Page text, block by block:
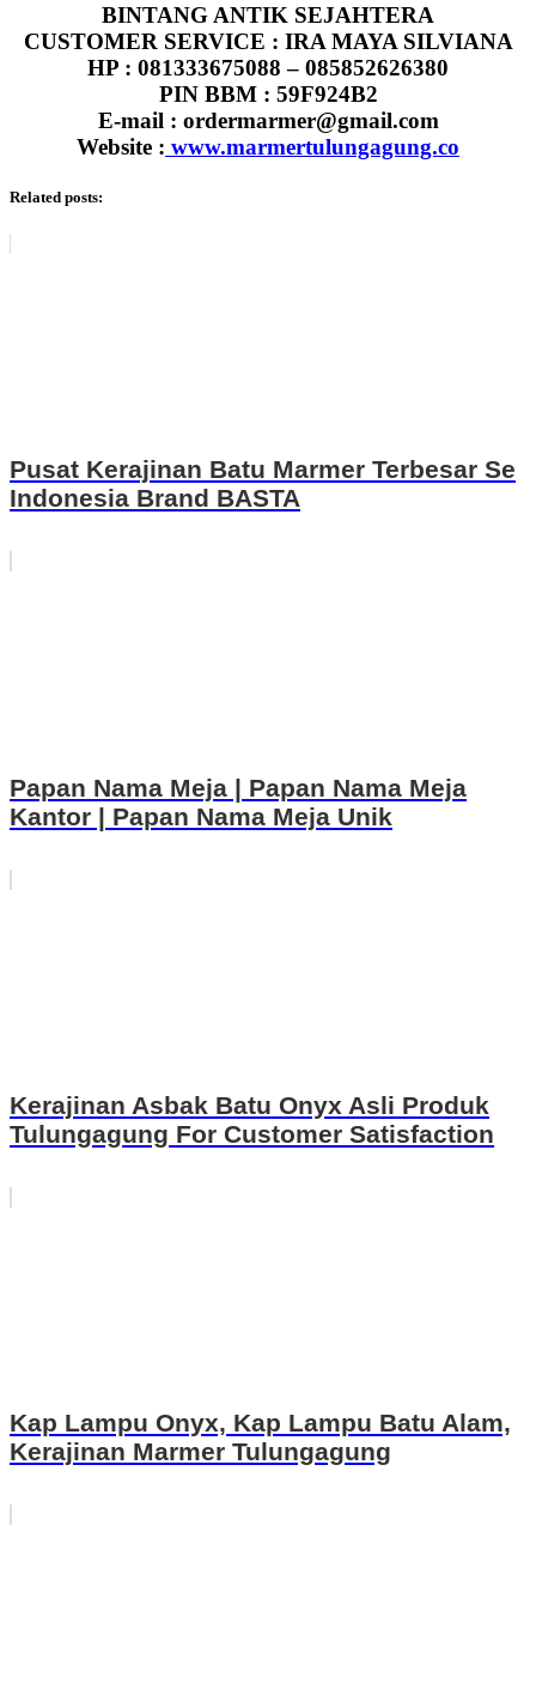
BINTANG ANTIK SEJAHTERA
CUSTOMER SERVICE : IRA MAYA SILVIANA
HP : 081333675088 – 085852626380
PIN BBM : 59F924B2
E-mail : ordermarmer@gmail.com
Website : www.marmertulungagung.co
Related posts:
Pusat Kerajinan Batu Marmer Terbesar Se
Indonesia Brand BASTA
Papan Nama Meja | Papan Nama Meja
Kantor | Papan Nama Meja Unik
Kerajinan Asbak Batu Onyx Asli Produk
Tulungagung For Customer Satisfaction
Kap Lampu Onyx, Kap Lampu Batu Alam,
Kerajinan Marmer Tulungagung